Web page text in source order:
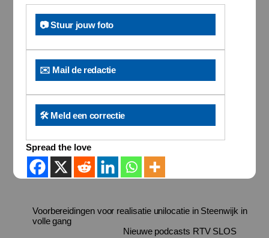
📷 Stuur jouw foto
✉️ Mail de redactie
🛠️ Meld een correctie
Spread the love
Voorbereidingen voor realisatie unilocatie in Steenwijk in
volle gang
Nieuwe podcasts RTV SLOS